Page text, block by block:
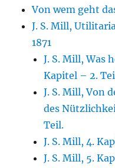
Von wem geht
J. S. Mill,
1871
J. S. Mill, Was
Kapitel – 2.
J. S. Mill, Von
des
Teil.
J. S. Mill, 4.
J. S. Mill, 5.